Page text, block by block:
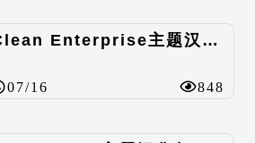
Clean Enterprise主题汉化包
07/16 848